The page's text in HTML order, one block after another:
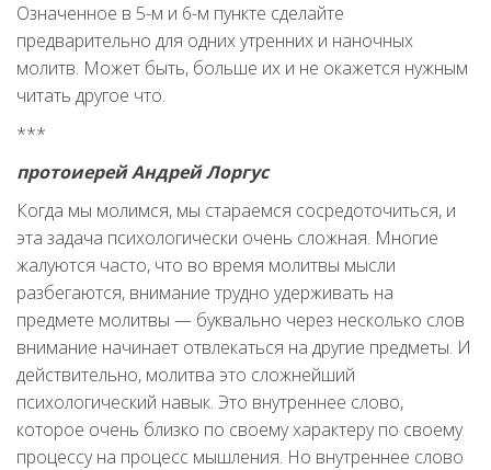
Означенное в 5-м и 6-м пункте сделайте
предварительно для одних утренних и наночных
молитв. Может быть, больше их и не окажется нужным
читать другое что.
***
протоиерей Андрей Лоргус
Когда мы молимся, мы стараемся сосредоточиться, и
эта задача психологически очень сложная. Многие
жалуются часто, что во время молитвы мысли
разбегаются, внимание трудно удерживать на
предмете молитвы — буквально через несколько слов
внимание начинает отвлекаться на другие предметы. И
действительно, молитва это сложнейший
психологический навык. Это внутреннее слово,
которое очень близко по своему характеру по своему
процессу на процесс мышления. Но внутреннее слово